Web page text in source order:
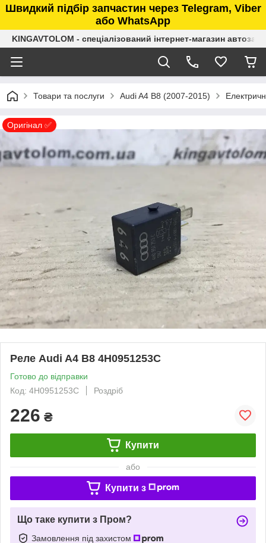
Швидкий підбір запчастин через Telegram, Viber
або WhatsApp
KINGAVTOLOM - спеціалізований інтернет-магазин
Товари та послуги Audi A4 B8 (2007-2015)
Оригінал ✅
Реле Audi A4 B8 4H0951253C
Готово до відправки
Код: 4H0951253C
Роздріб
226 ₴
Купити
або
Купити з
Що таке купити з Пром?
Замовлення під захистом